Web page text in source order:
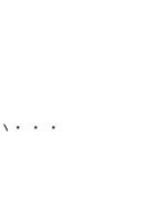
・・